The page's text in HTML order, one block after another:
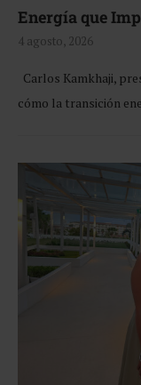
Energía que
4 agosto, 2026
Carlos Kamkhaji,
cómo la transición